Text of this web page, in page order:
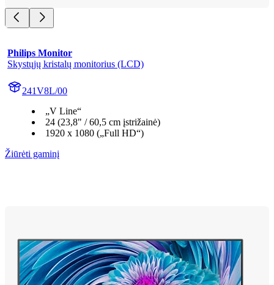
Philips Monitor
Skystųjų kristalų monitorius (LCD)
241V8L/00
„V Line“
24 (23,8" / 60,5 cm įstrižainė)
1920 x 1080 („Full HD“)
Žiūrėti gaminį